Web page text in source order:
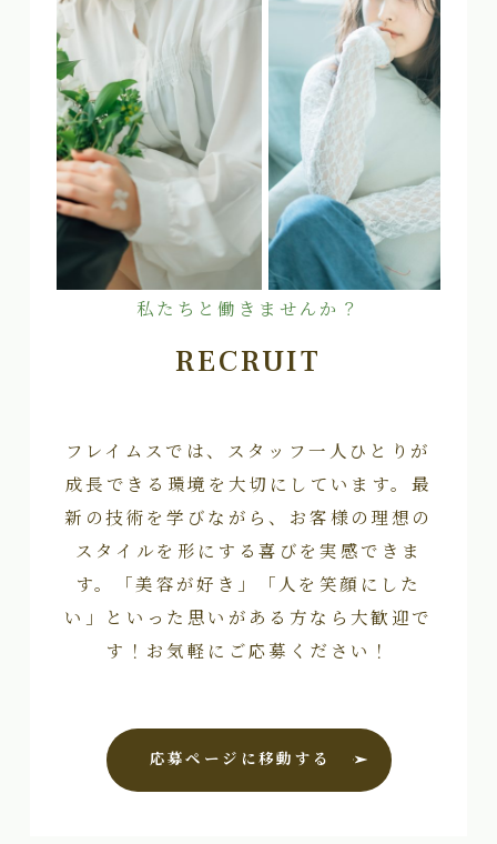
私たちと働きませんか？
RECRUIT
フレイムスでは、スタッフ一人ひとりが
成長できる環境を大切にしています。最
新の技術を学びながら、お客様の理想の
スタイルを形にする喜びを実感できま
す。「美容が好き」「人を笑顔にした
い」といった思いがある方なら大歓迎で
す！お気軽にご応募ください！
応募ページに移動する